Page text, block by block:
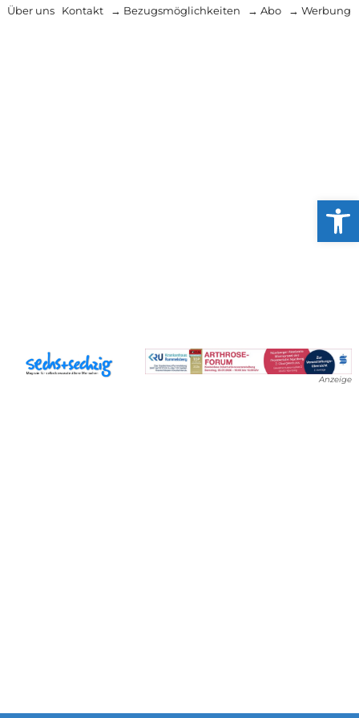
Über uns Kontakt → Bezugsmöglichkeiten → Abo → Werbung
Anzeige